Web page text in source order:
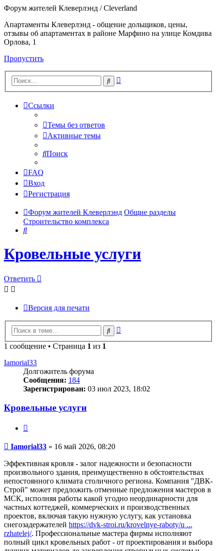
Форум жителей Клеверлэнд / Cleverland
Апартаменты Клеверлэнд - общение дольщиков, цены,
отзывы об апартаментах в районе Марфино на улице Комдива
Орлова, 1
Пропустить
Поиск
Ссылки
Темы без ответов
Активные темы
Поиск
FAQ
Вход
Регистрация
Форум жителей Клеверлэнд Общие разделы
Строительство комплекса
Поиск
Кровельные услуги
Ответить
Версия для печати
Поиск
1 сообщение • Страница 1 из 1
Iamorial33
Долгожитель форума
Сообщения: 184
Зарегистрирован: 03 июл 2023, 18:02
Кровельные услуги
Сообщение
Iamorial33 » 16 май 2026, 08:20
Эффективная кровля - залог надежности и безопасности
произвольного здания, преимущественно в обстоятельствах
непостоянного климата столичного региона. Компания "ДВК-
Строй" может предложить отменные предложения мастеров в
МСК, исполняя работы какой угодно неординарности для
частных коттеджей, коммерческих и производственных
проектов, включая такую нужную услугу, как установка
снегозадержателей https://dvk-stroi.ru/krovelnye-raboty/u ...
rzhatelej/. Профессиональные мастера фирмы исполняют
полный цикл кровельных работ - от проектирования и выбора